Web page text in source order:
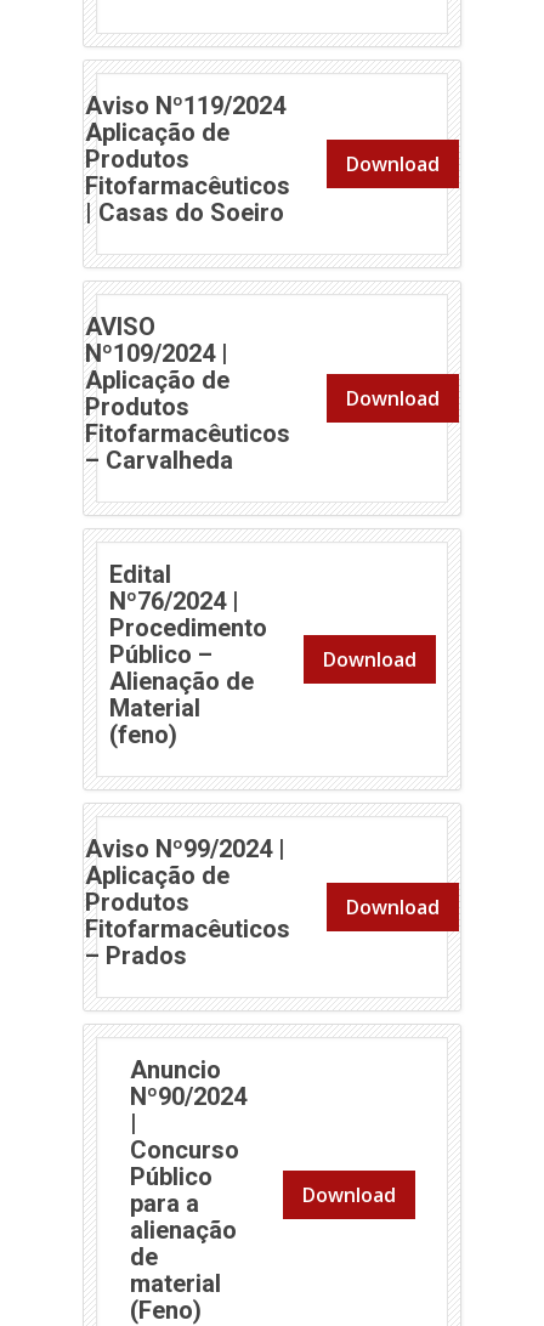
Aviso Nº119/2024
Aplicação de
Produtos
Fitofarmacêuticos
| Casas do Soeiro (abre em nova janela)
Download
AVISO
Nº109/2024 |
Aplicação de
Produtos
Fitofarmacêuticos
– Carvalheda (abre em nova janela)
Download
Edital
Nº76/2024 |
Procedimento
Público –
Alienação de
Material
(feno)(abre em nova janela)
Download
Aviso Nº99/2024 |
Aplicação de
Produtos
Fitofarmacêuticos
– Prados
Download
Anuncio
Nº90/2024
|
Concurso
Público
para a
alienação
de
material
(Feno)(abre em nova janela)
Download